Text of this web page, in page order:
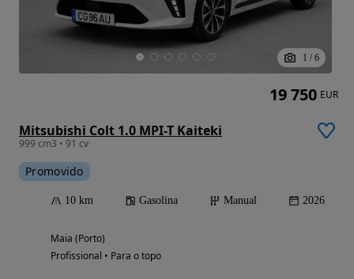
1 / 6
Mitsubishi Colt 1.0 MPI-T Kaiteki
999 cm3 • 91 cv
Promovido
10 km Gasolina Manual 2026
Maia (Porto)
Profissional • Para o topo
19 750 EUR